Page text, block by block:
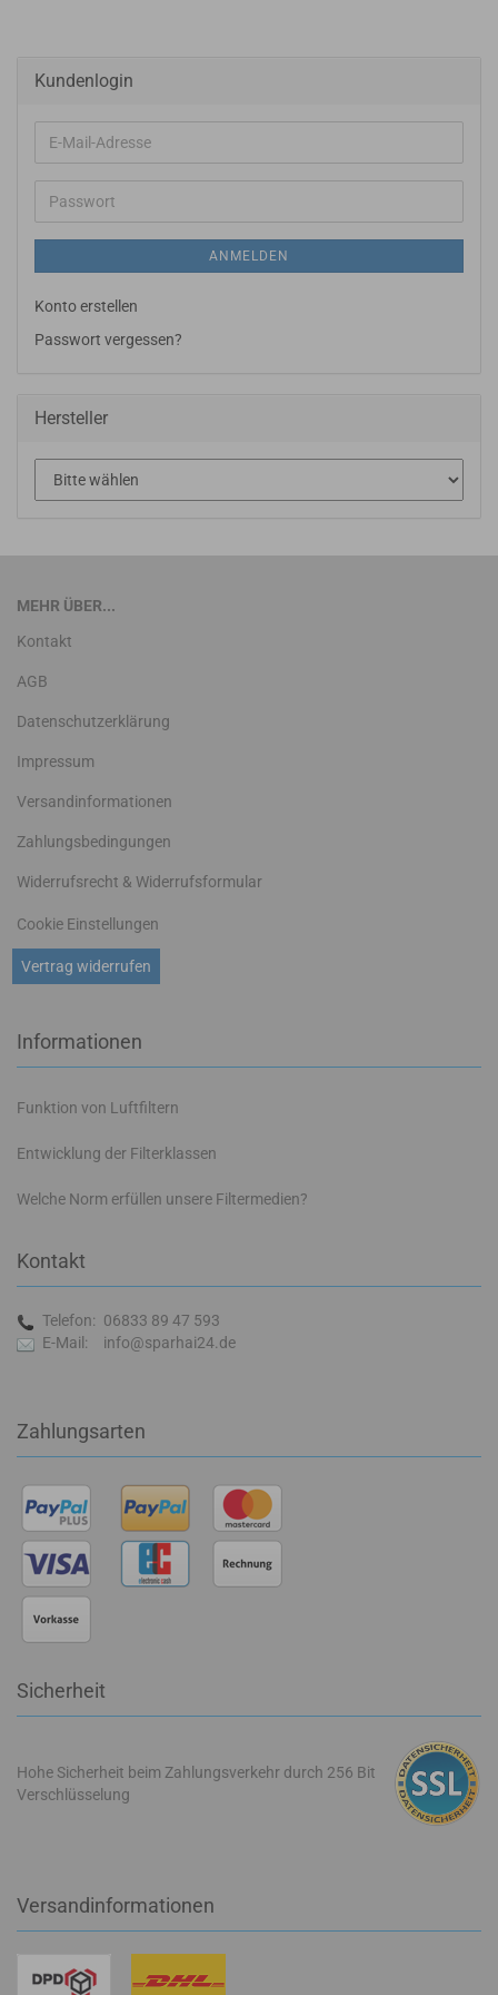
Kundenlogin
E-
Mail-
Adresse
Passwort
ANMELDEN
Konto erstellen
Passwort vergessen?
Hersteller
MEHR ÜBER...
Kontakt
AGB
Datenschutzerklärung
Impressum
Versandinformationen
Zahlungsbedingungen
Widerrufsrecht & Widerrufsformular
Vertrag widerrufen
Cookie Einstellungen
Informationen
Funktion von Luftfiltern
Entwicklung der Filterklassen
Welche Norm erfüllen unsere Filtermedien?
Kontakt
Telefon: 06833 89 47 593
E-Mail:
info@sparhai24.de
Zahlungsarten
Sicherheit
Hohe Sicherheit beim Zahlungsverkehr durch 256 Bit
Verschlüsselung
Versandinformationen